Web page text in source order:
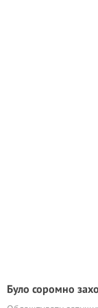
Було соромно